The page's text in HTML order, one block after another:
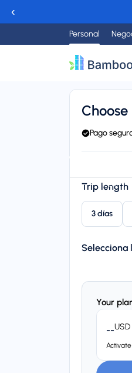
‹
Personal
Starting price
$8,95
Pago
Trip length
3 días
Selecciona
Your
--USD